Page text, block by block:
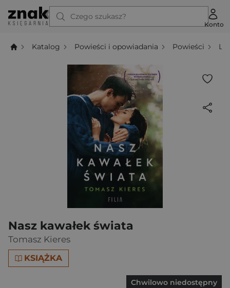
Czego szukasz?
Konto
Katalog Powieści i opowiadania Powieści
Nasz kawałek świata
Tomasz Kieres
KSIĄŻKA
Chwilowo niedostępny